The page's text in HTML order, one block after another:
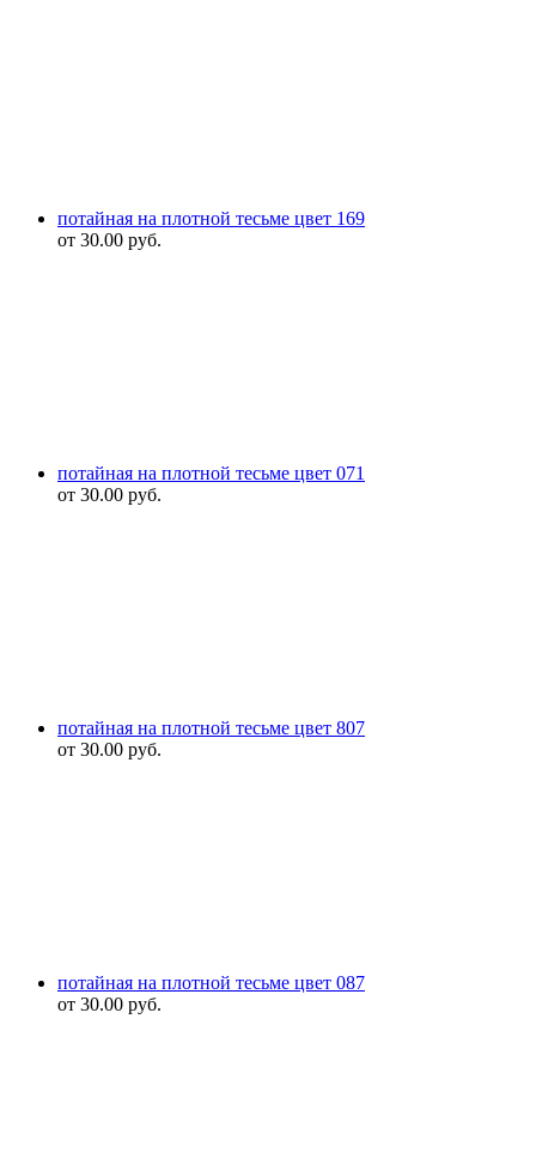
потайная на плотной тесьме цвет 169
от 30.00 руб.
потайная на плотной тесьме цвет 071
от 30.00 руб.
потайная на плотной тесьме цвет 807
от 30.00 руб.
потайная на плотной тесьме цвет 087
от 30.00 руб.